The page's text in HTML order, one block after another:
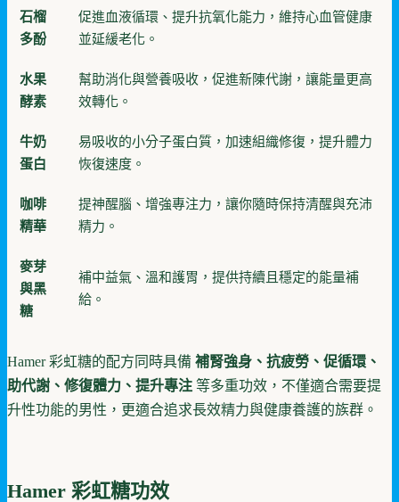
石榴
多酚
促進血液循環、提升抗氧化能力，維持心血管健康
並延緩老化。
水果
酵素
幫助消化與營養吸收，促進新陳代謝，讓能量更高
效轉化。
牛奶
蛋白
易吸收的小分子蛋白質，加速組織修復，提升體力
恢復速度。
咖啡
精華
提神醒腦、增強專注力，讓你隨時保持清醒與充沛
精力。
麥芽
與黑
糖
補中益氣、溫和護胃，提供持續且穩定的能量補
給。
Hamer 彩虹糖的配方同時具備 補腎強身、抗疲勞、促循環、
助代謝、修復體力、提升專注 等多重功效，不僅適合需要提
升性功能的男性，更適合追求長效精力與健康養護的族群。
Hamer 彩虹糖功效